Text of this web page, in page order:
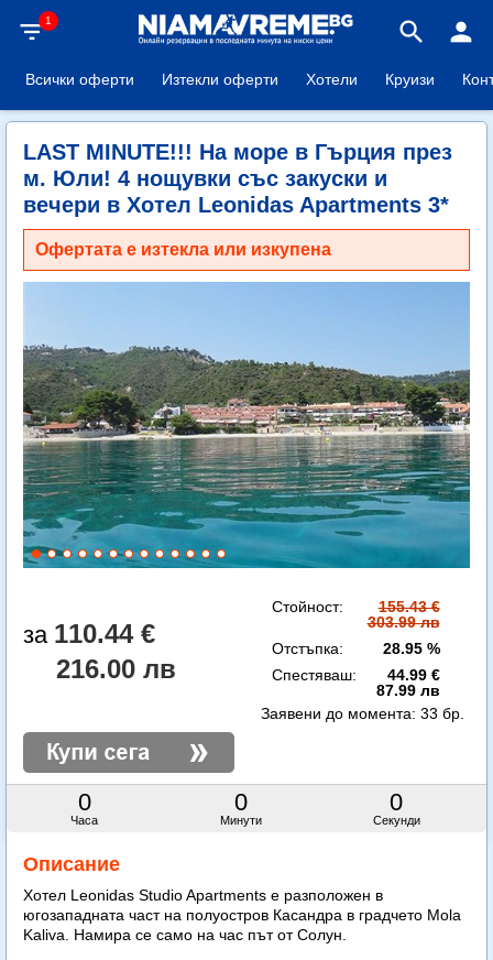
filter_list1 search person
Всички оферти Изтекли оферти Хотели Круизи
LAST MINUTE!!! На море в Гърция през
м. Юли! 4 нощувки със закуски и
вечери в Хотел Leonidas Apartments 3*
Офертата е изтекла или изкупена
110.44 €
216.00 лв
Стойност:
155.43 €
303.99 лв
Отстъпка:
28.95 %
Спестяваш:
44.99 €
87.99 лв
0
Часа
0
Минути
0
Секунди
Заявени до момента: 33 бр.
Описание
Хотел Leonidas Studio Apartments е разположен в
югозападната част на полуостров Касандра в градчето Mola
Kalivа. Намира се само на час път от Солун.